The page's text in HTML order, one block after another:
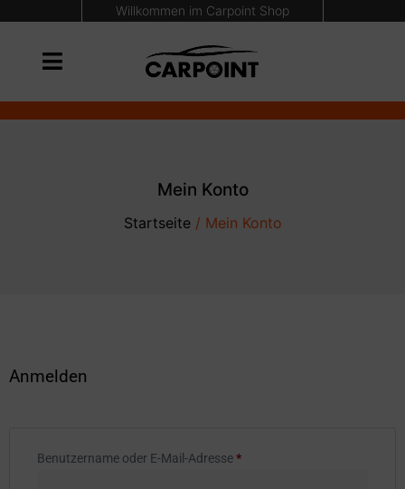
Willkommen im Carpoint Shop
Mein Konto
Startseite/ Mein Konto
Anmelden
Benutzername oder E-Mail-Adresse*